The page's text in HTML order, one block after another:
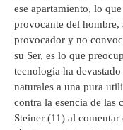
ese apartamiento, lo
provocante del hombre,
provocador y no
su Ser, es lo que
tecnología ha
naturales a una pura
contra la esencia de las
Steiner (11) al